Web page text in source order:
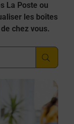
La Poste ou
les boîtes
chez vous.